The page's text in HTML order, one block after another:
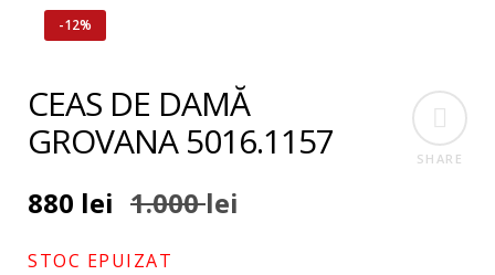
-12%
SHARE
CEAS DE DAMĂ
GROVANA 5016.1157
1.000lei
880 lei
STOC EPUIZAT